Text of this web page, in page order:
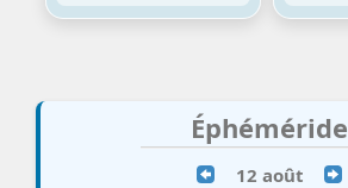
Éphéméride
12 août